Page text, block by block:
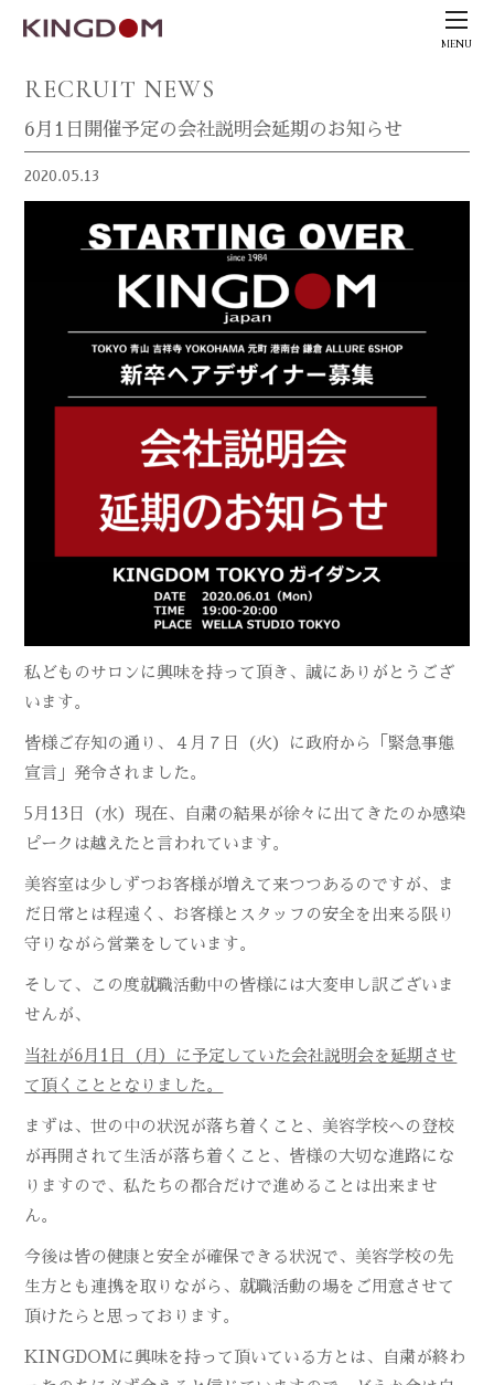
MENU
RECRUIT NEWS
6月1日開催予定の会社説明会延期のお知らせ
2020.05.13
私どものサロンに興味を持って頂き、誠にありがとうござ
います。
皆様ご存知の通り、４月７日（火）に政府から「緊急事態
宣言」発令されました。
5月13日（水）現在、自粛の結果が徐々に出てきたのか感染
ピークは越えたと言われています。
美容室は少しずつお客様が増えて来つつあるのですが、ま
だ日常とは程遠く、お客様とスタッフの安全を出来る限り
守りながら営業をしています。
そして、この度就職活動中の皆様には大変申し訳ございま
せんが、
当社が6月1日（月）に予定していた会社説明会を延期させ
て頂くこととなりました。
まずは、世の中の状況が落ち着くこと、美容学校への登校
が再開されて生活が落ち着くこと、皆様の大切な進路にな
りますので、私たちの都合だけで進めることは出来ませ
ん。
今後は皆の健康と安全が確保できる状況で、美容学校の先
生方とも連携を取りながら、就職活動の場をご用意させて
頂けたらと思っております。
KINGDOMに興味を持って頂いている方とは、自粛が終わ